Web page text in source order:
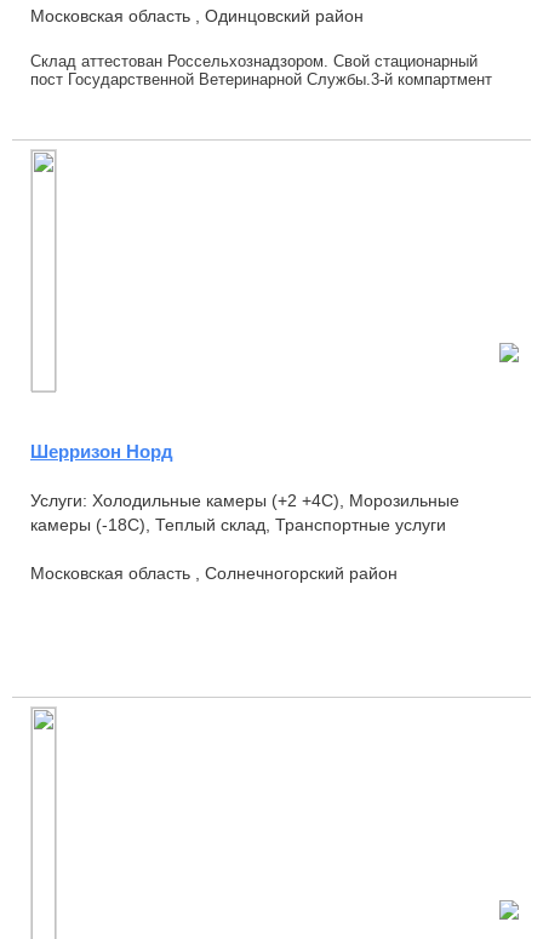
Московская область , Одинцовский район
Склад аттестован Россельхознадзором. Свой стационарный
пост Государственной Ветеринарной Службы.3-й компартмент
Шерризон Норд
Услуги: Холодильные камеры (+2 +4С), Морозильные
камеры (-18С), Теплый склад, Транспортные услуги
Московская область , Солнечногорский район